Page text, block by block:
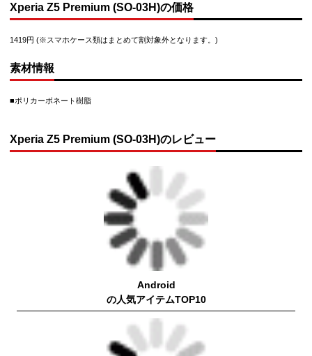
Xperia Z5 Premium (SO-03H)の価格
1419円 (※スマホケース類はまとめて割対象外となります。)
素材情報
■ポリカーボネート樹脂
Xperia Z5 Premium (SO-03H)のレビュー
Android
の人気アイテムTOP10